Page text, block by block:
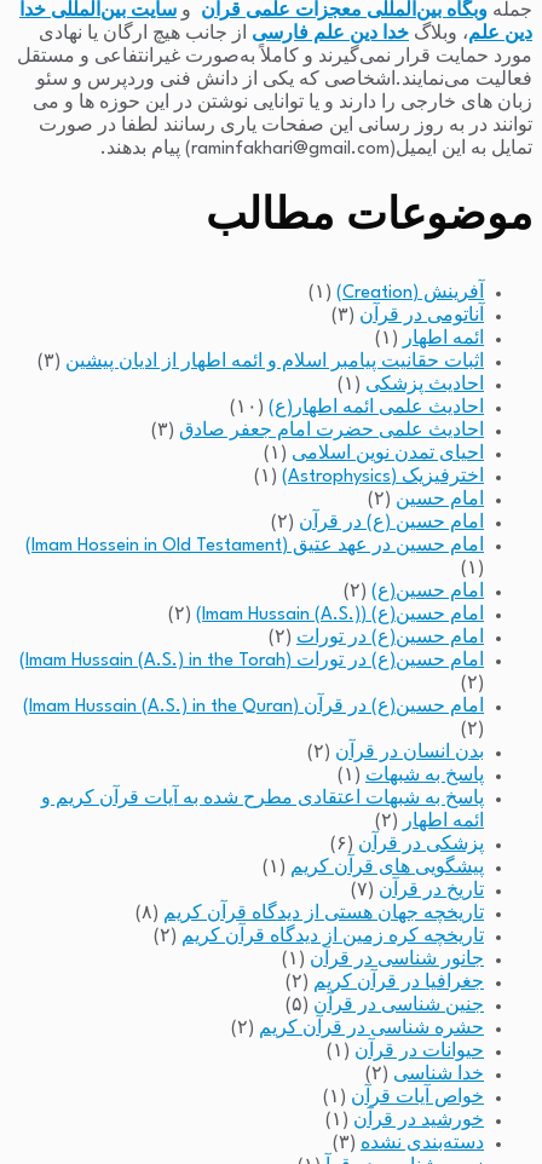
جمله وبگاه بین‌المللی معجزات علمی قرآن و سایت بین‌المللی خدا
دین علم، وبلاگ خدا دین علم فارسی از جانب هیچ ارگان یا نهادی
مورد حمایت قرار نمی‌گیرند و کاملاً به‌صورت غیرانتفاعی و مستقل
فعالیت می‌نمایند.اشخاصی که یکی از دانش فنی وردپرس و سئو
زبان های خارجی را دارند و یا توانایی نوشتن در این حوزه ها و می
توانند در به روز رسانی این صفحات یاری رسانند لطفا در صورت
تمایل به این ایمیل(raminfakhari@gmail.com) پیام بدهند.
موضوعات مطالب
آفرینش (Creation)
(۱)
آناتومی در قرآن (۳)
ائمه اطهار
(۱)
اثبات حقانیت پیامبر اسلام و ائمه اطهار از ادیان پیشین (۳)
احادیث پزشکی (۱)
احادیث علمی ائمه اطهار(ع) (۱۰)
احادیث علمی حضرت امام جعفر صادق (۳)
احیای تمدن نوین اسلامی (۱)
اخترفیزیک (Astrophysics)
(۱)
امام حسین (۲)
امام حسین (ع) در قرآن (۲)
امام حسین در عهد عتیق (Imam Hossein in Old Testament)
(۱)
امام حسین(ع) (۲)
امام حسین(ع) (Imam Hussain (A.S.))
(۲)
امام حسین(ع) در تورات (۲)
امام حسین(ع) در تورات (Imam Hussain (A.S.) in the Torah)
(۲)
امام حسین(ع) در قرآن (Imam Hussain (A.S.) in the Quran)
(۲)
بدن انسان در قرآن (۲)
پاسخ به شبهات (۱)
پاسخ به شبهات اعتقادی مطرح شده به آیات قرآن کریم و
ائمه اطهار
(۲)
پزشکی در قرآن (۶)
پیشگویی های قرآن کریم (۱)
تاریخ در قرآن (۷)
تاریخچه جهان هستی از دیدگاه قرآن کریم (۸)
تاریخچه کره زمین از دیدگاه قرآن کریم (۲)
جانور شناسی در قرآن (۱)
جغرافیا در قرآن کریم (۲)
جنین شناسی در قرآن (۵)
حشره شناسی در قرآن کریم (۲)
حیوانات در قرآن (۱)
خدا شناسی (۲)
خواص آیات قرآن (۱)
خورشید در قرآن (۱)
دسته‌بندی نشده (۳)